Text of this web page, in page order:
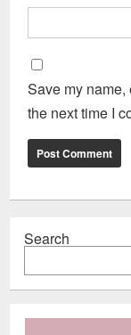
Save my
the next time I
Search